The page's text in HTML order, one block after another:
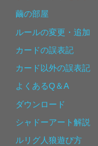
繭の部屋
ルールの変更・追加
カードの誤表記
カード以外の誤表記
よくあるQ＆A
ダウンロード
シャドーアート解説
ルリグ人狼遊び方